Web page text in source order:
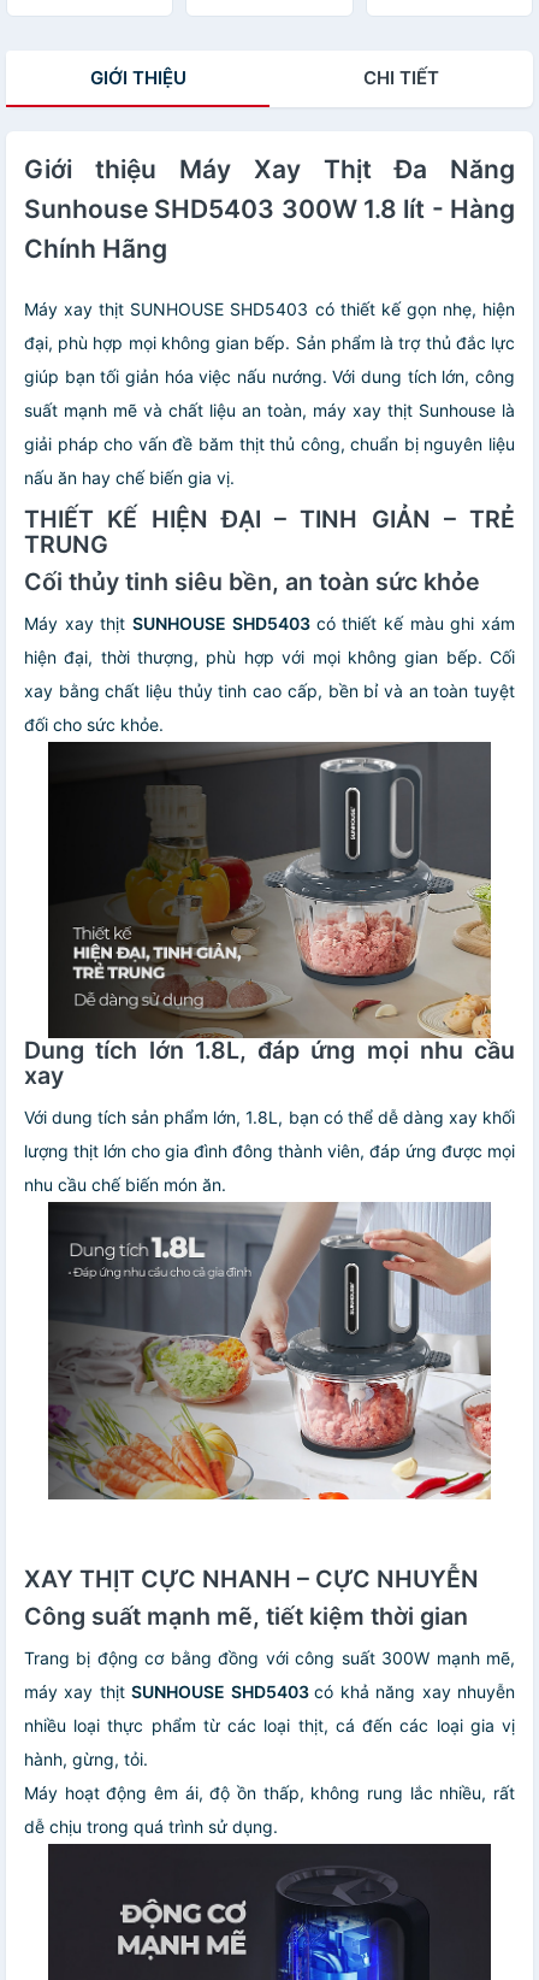
GIỚI THIỆU CHI TIẾT
Giới thiệu Máy Xay Thịt Đa Năng
Sunhouse SHD5403 300W 1.8 lít - Hàng
Chính Hãng
Máy xay thịt SUNHOUSE SHD5403 có thiết kế gọn nhẹ, hiện
đại, phù hợp mọi không gian bếp. Sản phẩm là trợ thủ đắc lực
giúp bạn tối giản hóa việc nấu nướng. Với dung tích lớn, công
suất mạnh mẽ và chất liệu an toàn, máy xay thịt Sunhouse là
giải pháp cho vấn đề băm thịt thủ công, chuẩn bị nguyên liệu
nấu ăn hay chế biến gia vị.
THIẾT KẾ HIỆN ĐẠI – TINH GIẢN – TRẺ
TRUNG
Cối thủy tinh siêu bền, an toàn sức khỏe
Máy xay thịtSUNHOUSE SHD5403 có thiết kế màu ghi xám
hiện đại, thời thượng, phù hợp với mọi không gian bếp. Cối
xay bằng chất liệu thủy tinh cao cấp, bền bỉ và an toàn tuyệt
đối cho sức khỏe.
Dung tích lớn 1.8L, đáp ứng mọi nhu cầu
xay
Với dung tích sản phẩm lớn, 1.8L, bạn có thể dễ dàng xay khối
lượng thịt lớn cho gia đình đông thành viên, đáp ứng được mọi
nhu cầu chế biến món ăn.
XAY THỊT CỰC NHANH – CỰC NHUYỄN
Công suất mạnh mẽ, tiết kiệm thời gian
Trang bị động cơ bằng đồng với công suất 300W mạnh mẽ,
máy xay thịtSUNHOUSE SHD5403có khả năng xay nhuyễn
nhiều loại thực phẩm từ các loại thịt, cá đến các loại gia vị
hành, gừng, tỏi.
Máy hoạt động êm ái, độ ồn thấp, không rung lắc nhiều, rất
dễ chịu trong quá trình sử dụng.